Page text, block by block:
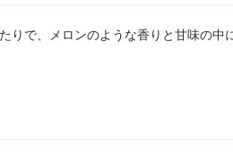
りで、メロンのような香りと甘味の中